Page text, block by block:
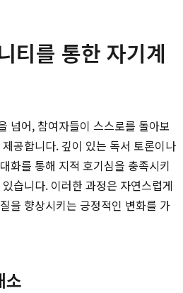
티를 통한 자기계
넘어, 참여자들이 스스로를 돌아보
공합니다. 깊이 있는 독서 토론이나
화를 통해 지적 호기심을 충족시키
습니다. 이러한 과정은 자연스럽게
을 향상시키는 긍정적인 변화를 가
소